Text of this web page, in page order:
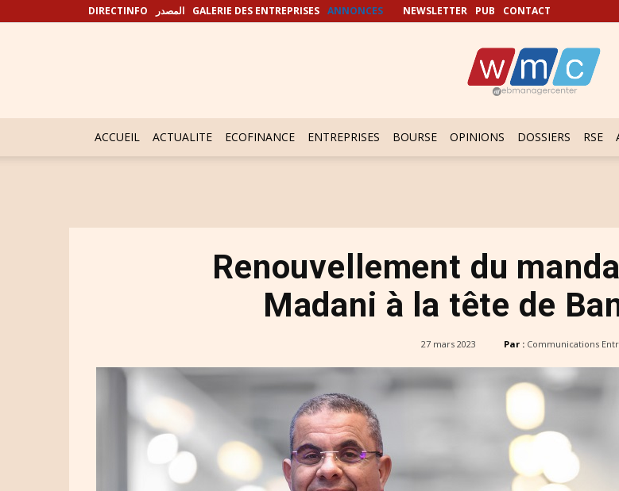
DIRECTINFO المصدر GALERIE DES ENTREPRISES ANNONCES NEWSLETTER PUB CONTACT
ACCUEIL ACTUALITE ECOFINANCE ENTREPRISES BOURSE OPINIONS DOSSIERS RSE
Renouvellement du
Madani à la tête de
27 mars 2023 Par : Communications